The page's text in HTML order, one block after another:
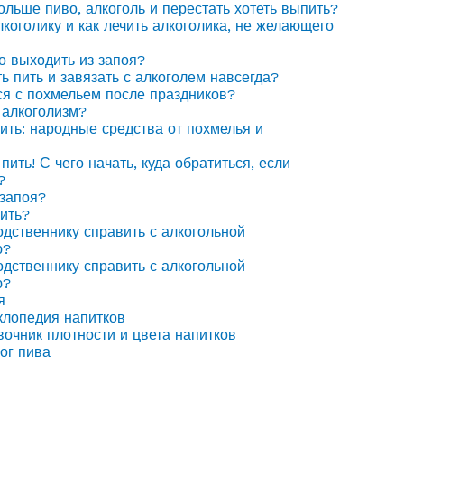
пиво, алкоголь и перестать хотеть выпить?
и как лечить алкоголика, не желающего
выходить из запоя?
пить и завязать с алкоголем навсегда?
с похмельем после праздников?
народные средства от похмелья и
С чего начать, куда обратиться, если
справить с алкогольной
справить с алкогольной
напитков
плотности и цвета напитков
пива